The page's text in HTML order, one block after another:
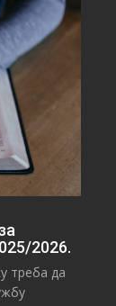
2026.
треба да